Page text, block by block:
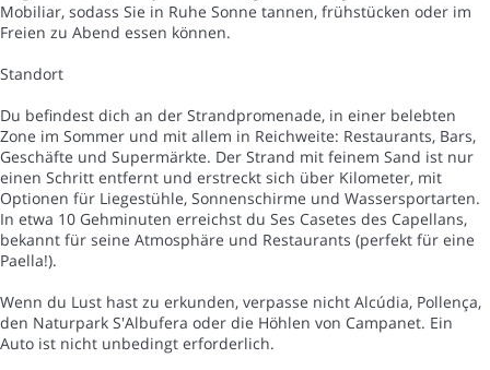
Mobiliar, sodass Sie in Ruhe Sonne tannen, frühstücken oder im
Freien zu Abend essen können.
Standort
Du befindest dich an der Strandpromenade, in einer belebten
Zone im Sommer und mit allem in Reichweite: Restaurants, Bars,
Geschäfte und Supermärkte. Der Strand mit feinem Sand ist nur
einen Schritt entfernt und erstreckt sich über Kilometer, mit
Optionen für Liegestühle, Sonnenschirme und Wassersportarten.
In etwa 10 Gehminuten erreichst du Ses Casetes des Capellans,
bekannt für seine Atmosphäre und Restaurants (perfekt für eine
Paella!).
Wenn du Lust hast zu erkunden, verpasse nicht Alcúdia, Pollença,
den Naturpark S'Albufera oder die Höhlen von Campanet. Ein
Auto ist nicht unbedingt erforderlich.